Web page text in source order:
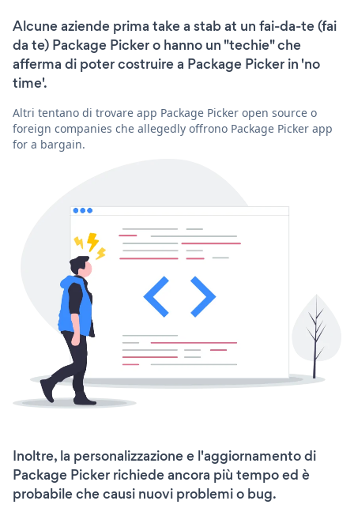
Alcune aziende prima take a stab at un fai-da-te (fai
da te) Package Picker o hanno un "techie" che
afferma di poter costruire a Package Picker in 'no
time'.
Altri tentano di trovare app Package Picker open source o
foreign companies che allegedly offrono Package Picker app
for a bargain.
Inoltre, la personalizzazione e l'aggiornamento di
Package Picker richiede ancora più tempo ed è
probabile che causi nuovi problemi o bug.